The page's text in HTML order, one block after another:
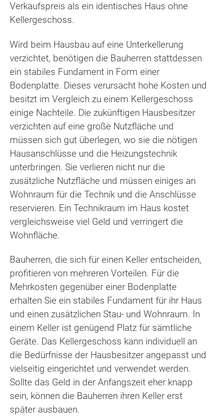
Verkaufspreis als ein identisches Haus ohne
Kellergeschoss.
Wird beim Hausbau auf eine Unterkellerung
verzichtet, benötigen die Bauherren stattdessen
ein stabiles Fundament in Form einer
Bodenplatte. Dieses verursacht hohe Kosten und
besitzt im Vergleich zu einem Kellergeschoss
einige Nachteile. Die zukünftigen Hausbesitzer
verzichten auf eine große Nutzfläche und
müssen sich gut überlegen, wo sie die nötigen
Hausanschlüsse und die Heizungstechnik
unterbringen. Sie verlieren nicht nur die
zusätzliche Nutzfläche und müssen einiges an
Wohnraum für die Technik und die Anschlüsse
reservieren. Ein Technikraum im Haus kostet
vergleichsweise viel Geld und verringert die
Wohnfläche.
Bauherren, die sich für einen Keller entscheiden,
profitieren von mehreren Vorteilen. Für die
Mehrkosten gegenüber einer Bodenplatte
erhalten Sie ein stabiles Fundament für ihr Haus
und einen zusätzlichen Stau- und Wohnraum. In
einem Keller ist genügend Platz für sämtliche
Geräte. Das Kellergeschoss kann individuell an
die Bedürfnisse der Hausbesitzer angepasst und
vielseitig eingerichtet und verwendet werden.
Sollte das Geld in der Anfangszeit eher knapp
sein, können die Bauherren ihren Keller erst
später ausbauen.